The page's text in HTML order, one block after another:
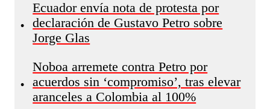
•
Ecuador envía nota de protesta por
declaración de Gustavo Petro sobre
Jorge Glas
•
Noboa arremete contra Petro por
acuerdos sin ‘compromiso’, tras elevar
aranceles a Colombia al 100%